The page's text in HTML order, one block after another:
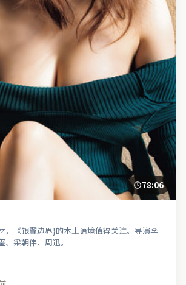
78:06
，《银翼边界}的本土语境值得关注。导演李
梁朝伟、周迅。